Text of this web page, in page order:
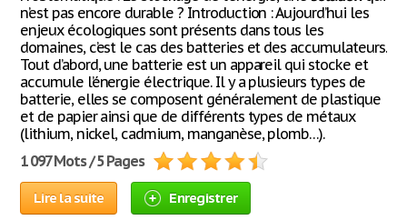
n’est pas encore durable ? Introduction : Aujourd’hui les
enjeux écologiques sont présents dans tous les
domaines, c’est le cas des batteries et des accumulateurs.
Tout d’abord, une batterie est un appareil qui stocke et
accumule l’énergie électrique. Il y a plusieurs types de
batterie, elles se composent généralement de plastique
et de papier ainsi que de différents types de métaux
(lithium, nickel, cadmium, manganèse, plomb…).
1 097 Mots / 5 Pages
Lire la suite Enregistrer